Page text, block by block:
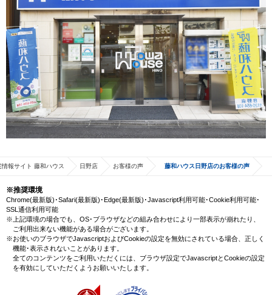
報サイト 藤和ハウス 日野店 お客様の声 藤和ハウス日野店のお客様の声
※推奨環境
Chrome(最新版)･Safari(最新版)･Edge(最新版)･Javascript利用可能･Cookie利用可能･
SSL通信利用可能
※上記環境の場合でも、OS･ブラウザなどの組み合わせにより一部表示が崩れたり、
ご利用出来ない機能がある場合がございます。
※お使いのブラウザでJavascriptおよびCookieの設定を無効にされている場合、正しく
機能･表示されないことがあります。
全てのコンテンツをご利用いただくには、ブラウザ設定でJavascriptとCookieの設定
を有効にしていただくようお願いいたします。